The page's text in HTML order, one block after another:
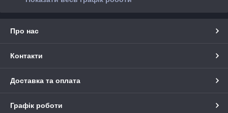
Про нас
Контакти
Доставка та оплата
Графік роботи